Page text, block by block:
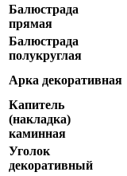
Балюстрада
прямая
Балюстрада
полукруглая
Арка декоративная
Капитель
(накладка)
каминная
Уголок
декоративный